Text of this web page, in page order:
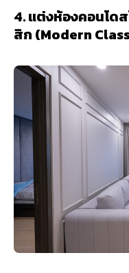
4. แต่งห้องคอนโด
สิก (Modern